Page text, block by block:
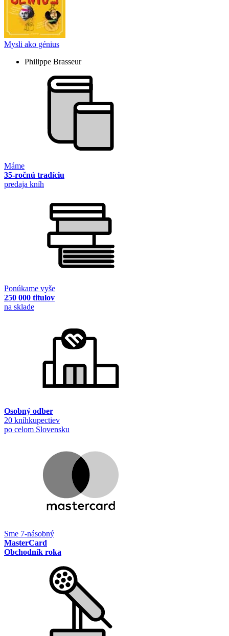
Mysli ako génius
Philippe Brasseur
Máme
35-ročnú tradíciu
predaja kníh
Ponúkame vyše
250 000 titulov
na sklade
Osobný odber
20 kníhkupectiev
po celom Slovensku
Sme 7-násobný
MasterCard
Obchodník roka